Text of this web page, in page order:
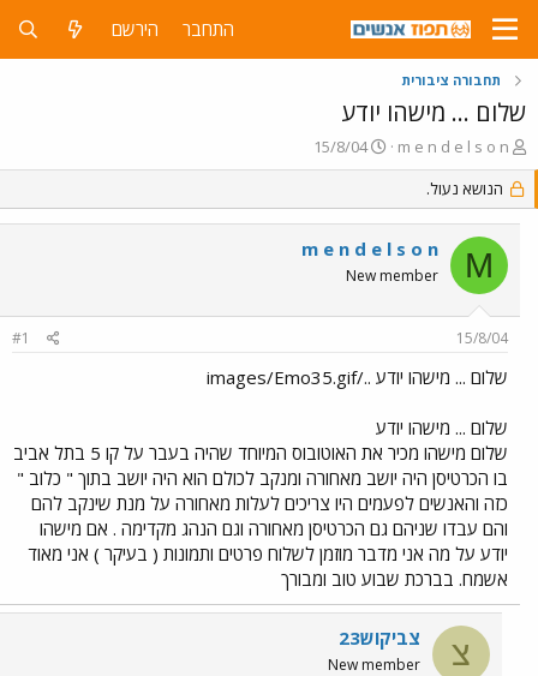
התחבר הירשם
תחבורה ציבורית
שלום ... מישהו יודע
פ
ו
ת
ח
נ
ו
א
m e n d e l s o n
פ
ו
ס
ב
ת
ר
15/8/04
הנושא נעול.
M
m e n d e l s o n
New member
15/8/04
#1
שלום ... מישהו יודע ../images/Emo35.gif
שלום ... מישהו יודע
שלום מישהו מכיר את האוטובוס המיוחד שהיה בעבר על קו 5 בתל אביב
בו הכרטיסן היה יושב מאחורה ומנקב לכולם הוא היה יושב בתוך " כלוב "
כזה והאנשים לפעמים היו צריכים לעלות מאחורה על מנת שינקב להם
והם עבדו שניהם גם הכרטיסן מאחורה וגם הנהג מקדימה . אם מישהו
יודע על מה אני מדבר מוזמן לשלוח פרטים ותמונות ( בעיקר ) אני מאוד
אשמח. בברכת שבוע טוב ומבורך
צ צביקוש23
New member